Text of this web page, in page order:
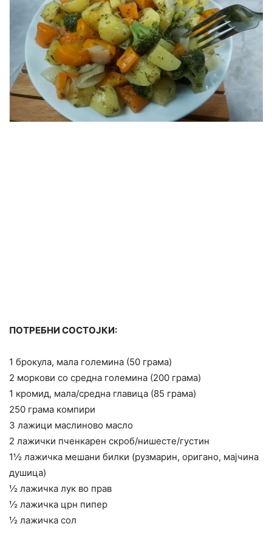
ПОТРЕБНИ СОСТОЈКИ:
1 брокула, мала големина (50 грама)
2 моркови со средна големина (200 грама)
1 кромид, мала/средна главица (85 грама)
250 грама компири
3 лажици маслиново масло
2 лажички пченкарен скроб/нишесте/густин
1½ лажичка мешани билки (рузмарин, оригано, мајчина
душица)
½ лажичка лук во прав
½ лажичка црн пипер
½ лажичка сол